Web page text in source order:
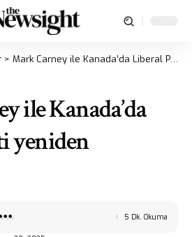
> Mark Carney ile Kanada’da Liberal Parti yeniden iktidarda
ile Kanada’da
yeniden
5 Dk. Okuma